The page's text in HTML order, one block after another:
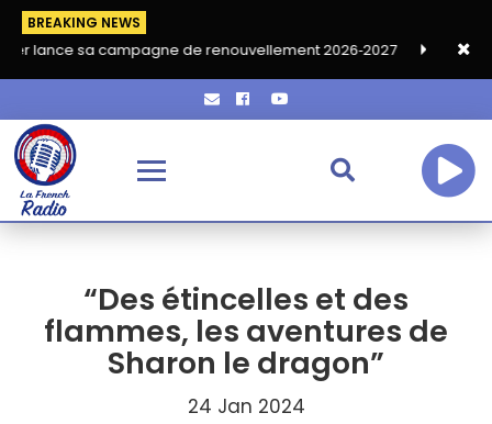
BREAKING NEWS
campagne de renouvellement 2026‑2027 Grand café de
“Des étincelles et des
flammes, les aventures de
Sharon le dragon”
24 Jan 2024